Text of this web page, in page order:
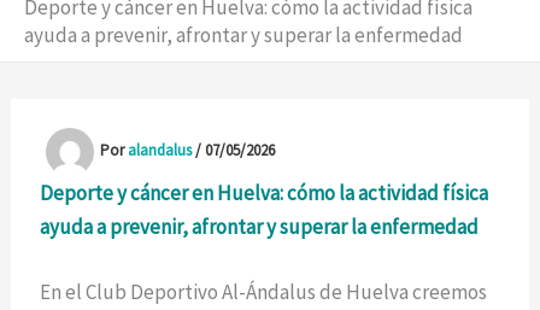
Deporte y cáncer en Huelva: cómo la actividad física
ayuda a prevenir, afrontar y superar la enfermedad
Poralandalus/ 07/05/2026
Deporte y cáncer en Huelva: cómo la actividad física
ayuda a prevenir, afrontar y superar la enfermedad
En el Club Deportivo Al-Ándalus de Huelva creemos